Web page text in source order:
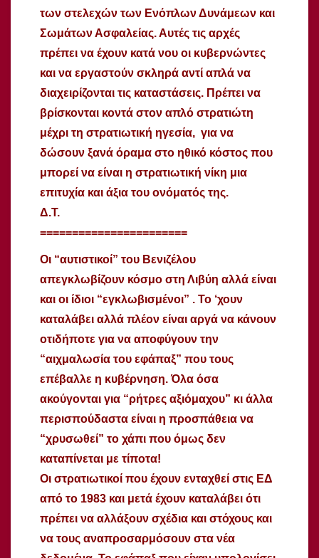
των στελεχών των Ενόπλων Δυνάμεων και
Σωμάτων Ασφαλείας. Αυτές τις αρχές
πρέπει να έχουν κατά νου οι κυβερνώντες
και να εργαστούν σκληρά αντί απλά να
διαχειρίζονται τις καταστάσεις. Πρέπει να
βρίσκονται κοντά στον απλό στρατιώτη
μέχρι τη στρατιωτική ηγεσία, για να
δώσουν ξανά όραμα στο ηθικό κόστος που
μπορεί να είναι η στρατιωτική νίκη μια
επιτυχία και άξια του ονόματός της.
Δ.Τ.
=======================
Οι “αυτιστικοί” του Βενιζέλου
απεγκλωβίζουν κόσμο στη Λιβύη αλλά είναι
και οι ίδιοι “εγκλωβισμένοι” . Το ‘χουν
καταλάβει αλλά πλέον είναι αργά να κάνουν
οτιδήποτε για να αποφύγουν την
“αιχμαλωσία του εφάπαξ” που τους
επέβαλλε η κυβέρνηση. Όλα όσα
ακούγονται για “ρήτρες αξιόμαχου” κι άλλα
περισπούδαστα είναι η προσπάθεια να
“χρυσωθεί” το χάπι που όμως δεν
καταπίνεται με τίποτα!
Οι στρατιωτικοί που έχουν ενταχθεί στις ΕΔ
από το 1983 και μετά έχουν καταλάβει ότι
πρέπει να αλλάξουν σχέδια και στόχους και
να τους αναπροσαρμόσουν στα νέα